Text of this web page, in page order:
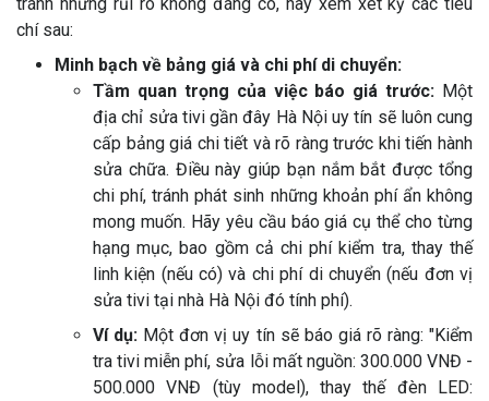
chí sau:
Minh bạch về bảng giá và chi phí di chuyển:
Tầm quan trọng của việc báo giá trước: Một
địa chỉ sửa tivi gần đây Hà Nội uy tín sẽ luôn cung
cấp bảng giá chi tiết và rõ ràng trước khi tiến hành
sửa chữa. Điều này giúp bạn nắm bắt được tổng
chi phí, tránh phát sinh những khoản phí ẩn không
mong muốn. Hãy yêu cầu báo giá cụ thể cho từng
hạng mục, bao gồm cả chi phí kiểm tra, thay thế
linh kiện (nếu có) và chi phí di chuyển (nếu đơn vị
sửa tivi tại nhà Hà Nội đó tính phí).
Ví dụ: Một đơn vị uy tín sẽ báo giá rõ ràng: "Kiểm
tra tivi miễn phí, sửa lỗi mất nguồn: 300.000 VNĐ -
500.000 VNĐ (tùy model), thay thế đèn LED: